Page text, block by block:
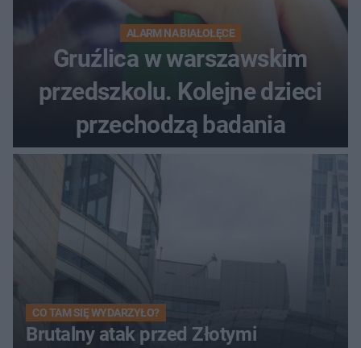
ALARM NA BIAŁOŁĘCE
Gruźlica w warszawskim
przedszkolu. Kolejne dzieci
przechodzą badania
CO TAM SIĘ WYDARZYŁO?
Brutalny atak przed Złotymi